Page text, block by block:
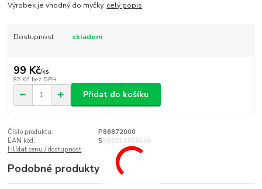
Výrobek je vhodný do myčky. celý popis
Dostupnost skladem
99 Kč/ks
82 Kč bez DPH
Přidat do košíku
Číslo produktu:
P86872000
EAN kód:
5903313408400
Hlídat cenu / dostupnost
Podobné produkty